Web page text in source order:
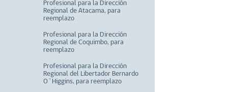
Profesional para la Dirección
Regional de Atacama, para
reemplazo
Profesional para la Dirección
Regional de Coquimbo, para
reemplazo
Profesional para la Dirección
Regional del Libertador Bernardo
O`Higgins, para reemplazo